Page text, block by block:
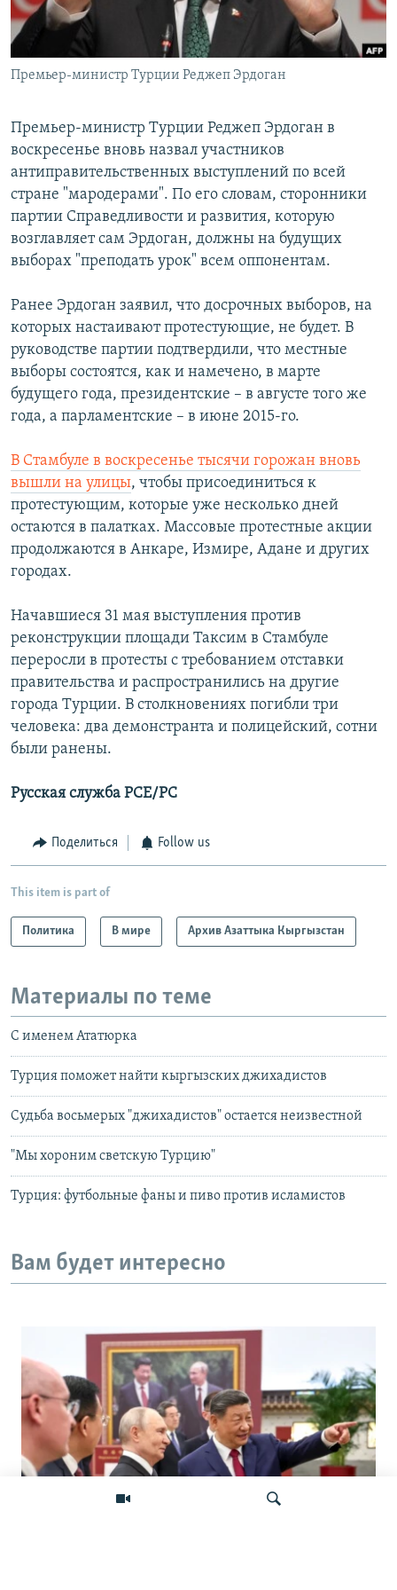
Премьер-министр Турции Реджеп Эрдоган
Премьер-министр Турции Реджеп Эрдоган в
воскресенье вновь назвал участников
антиправительственных выступлений по всей
стране "мародерами". По его словам, сторонники
партии Справедливости и развития, которую
возглавляет сам Эрдоган, должны на будущих
выборах "преподать урок" всем оппонентам.
Ранее Эрдоган заявил, что досрочных выборов, на
которых настаивают протестующие, не будет. В
руководстве партии подтвердили, что местные
выборы состоятся, как и намечено, в марте
будущего года, президентские – в августе того же
года, а парламентские – в июне 2015-го.
В Стамбуле в воскресенье тысячи горожан вновь
вышли на улицы, чтобы присоединиться к
протестующим, которые уже несколько дней
остаются в палатках. Массовые протестные акции
продолжаются в Анкаре, Измире, Адане и других
городах.
Начавшиеся 31 мая выступления против
реконструкции площади Таксим в Стамбуле
переросли в протесты с требованием отставки
правительства и распространились на другие
города Турции. В столкновениях погибли три
человека: два демонстранта и полицейский, сотни
были ранены.
Русская служба РСЕ/РС
Поделиться Follow us
This item is part of
Политика В мире Архив Азаттыка Кыргызстан
Материалы по теме
С именем Ататюрка
Турция поможет найти кыргызских джихадистов
Судьба восьмерых "джихадистов" остается неизвестной
"Мы хороним светскую Турцию"
Турция: футбольные фаны и пиво против исламистов
Вам будет интересно